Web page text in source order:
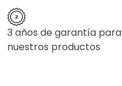
3 años de garantía para
nuestros productos